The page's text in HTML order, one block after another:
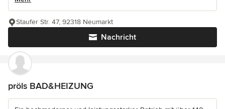
Nachricht
Staufer Str. 47, 92318 Neumarkt
pröls BAD&HEIZUNG